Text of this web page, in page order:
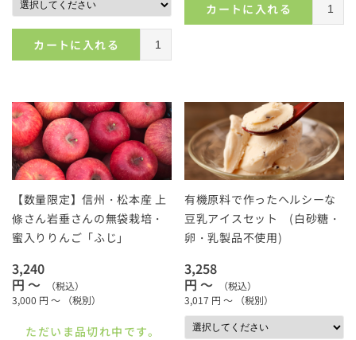
カートに入れる
カートに入れる
【数量限定】信州・松本産 上
條さん岩垂さんの無袋栽培・
蜜入りりんご「ふじ」
3,240
円 ～
（税込）
3,000 円 ～ （税別）
ただいま品切れ中です。
有機原料で作ったヘルシーな
豆乳アイスセット (白砂糖・
卵・乳製品不使用)
3,258
円 ～
（税込）
3,017 円 ～ （税別）